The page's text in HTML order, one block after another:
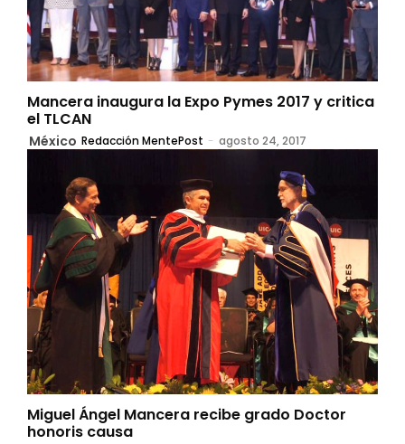
Mancera inaugura la Expo Pymes 2017 y critica
el TLCAN
México Redacción MentePost - agosto 24, 2017
Miguel Ángel Mancera recibe grado Doctor
honoris causa